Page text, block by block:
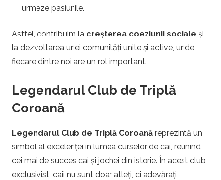
urmeze pasiunile.
Astfel, contribuim la creșterea coeziunii sociale și
la dezvoltarea unei comunități unite și active, unde
fiecare dintre noi are un rol important.
Legendarul Club de Triplă
Coroană
Legendarul Club de Triplă Coroană reprezintă un
simbol al excelenței în lumea curselor de cai, reunind
cei mai de succes cai și jochei din istorie. În acest club
exclusivist, caii nu sunt doar atleți, ci adevărați